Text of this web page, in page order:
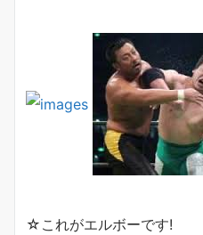
☆これがエルボーです!